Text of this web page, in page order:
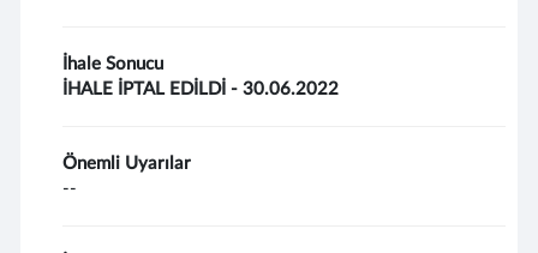
İhale Sonucu
İHALE İPTAL EDİLDİ - 30.06.2022
Önemli Uyarılar
--